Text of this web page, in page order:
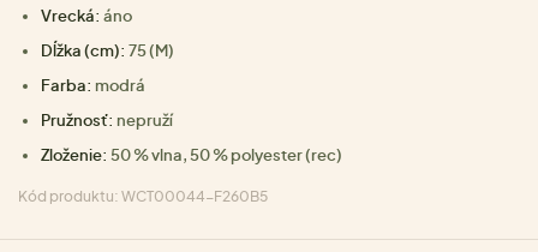
Vrecká: áno
Dĺžka (cm): 75 (M)
Farba: modrá
Pružnosť: nepruží
Zloženie: 50 % vlna, 50 % polyester (rec)
Kód produktu: WCT00044-F260B5